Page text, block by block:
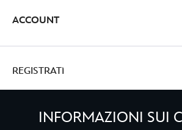
ACCOUNT
REGISTRATI
INFORMAZIONI SUI